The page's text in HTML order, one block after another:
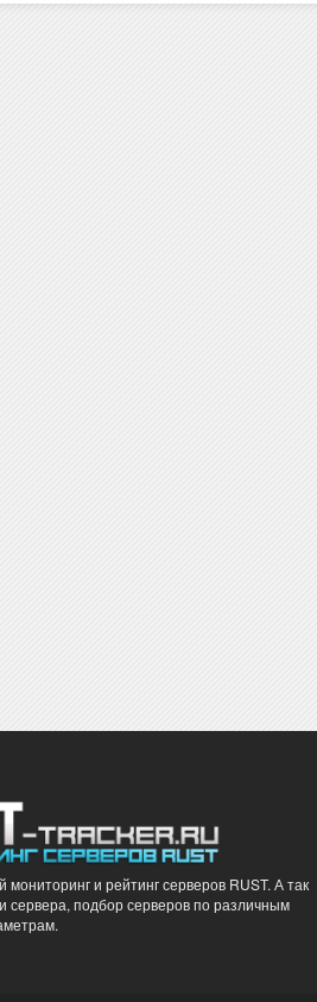
и рейтинг серверов RUST. А так
сервера, подбор серверов по различным